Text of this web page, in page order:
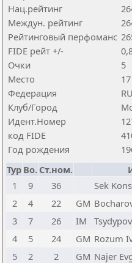
Нац.рейтинг
Междун. рейтинг
Рейтинговый перфоманс
FIDE рейт +/-
Очки
5
Место
17
Федерация
Клуб/Город
Идент.Номер
код FIDE
Год рождения
Тур Bo. Ст.ном.
1
9 36 Sek
2
4 22 GM
3
7 26 IM
4
5 24 GM Rozum
5
2 2 GM Najer